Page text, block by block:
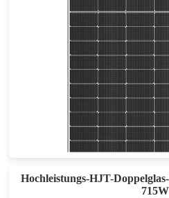
580-
30 Jahre
Hochleistungs-HJT-
715W